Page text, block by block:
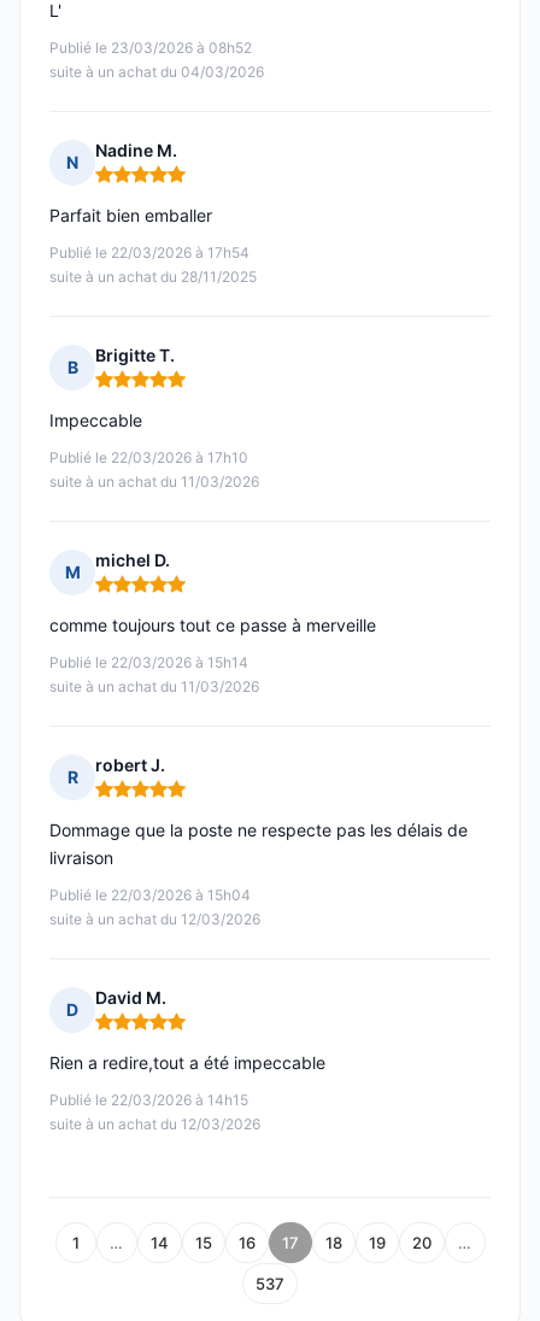
Publié le 23/03/2026 à 08h52
suite à un achat du 04/03/2026
L'
N
Nadine M.
Note : 5 sur 5
Publié le 22/03/2026 à 17h54
suite à un achat du 28/11/2025
Parfait bien emballer
B
Brigitte T.
Note : 5 sur 5
Publié le 22/03/2026 à 17h10
suite à un achat du 11/03/2026
Impeccable
M
michel D.
Note : 5 sur 5
Publié le 22/03/2026 à 15h14
suite à un achat du 11/03/2026
comme toujours tout ce passe à merveille
R
robert J.
Note : 5 sur 5
Publié le 22/03/2026 à 15h04
suite à un achat du 12/03/2026
Dommage que la poste ne respecte pas les délais de
livraison
D
David M.
Note : 5 sur 5
Publié le 22/03/2026 à 14h15
suite à un achat du 12/03/2026
Rien a redire,tout a été impeccable
1 … 14 15 16 17 18 19 20 …
537